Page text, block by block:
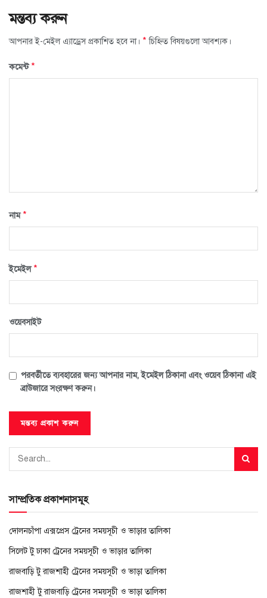
মন্তব্য করুন
আপনার ই-মেইল এ্যাড্রেস প্রকাশিত হবে না। * চিহ্নিত বিষয়গুলো আবশ্যক।
কমেন্ট*
নাম*
ইমেইল*
ওয়েবসাইট
পরবর্তীতে ব্যবহারের জন্য আপনার নাম, ইমেইল ঠিকানা এবং ওয়েব ঠিকানা এই
ব্রাউজারে সংরক্ষণ করুন।
সাম্প্রতিক প্রকাশনাসমূহ
দোলনচাঁপা এক্সপ্রেস ট্রেনের সময়সূচী ও ভাড়ার তালিকা
সিলেট টু ঢাকা ট্রেনের সময়সূচী ও ভাড়ার তালিকা
রাজবাড়ি টু রাজশাহী ট্রেনের সময়সূচী ও ভাড়া তালিকা
রাজশাহী টু রাজবাড়ি ট্রেনের সময়সূচী ও ভাড়া তালিকা